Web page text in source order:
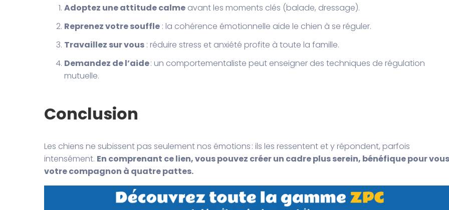
Adoptez une attitude calmeavant les moments clés (balade, dressage).
Reprenez votre souffle: la cohérence émotionnelle aide le chien à se réguler.
Travaillez sur vous: réduire stress et anxiété profite à toute la famille.
Demandez de l’aide: un comportementaliste peut enseigner des techniques de régulation
mutuelle.
Conclusion
Les chiens ne subissent pas seulement nos émotions : ils les ressentent et y répondent, parfois
intensément. En comprenant ce lien, vous pouvez créer un cadre plus serein, bénéfique pour
votre compagnon à quatre pattes.